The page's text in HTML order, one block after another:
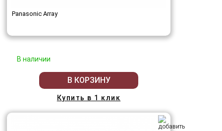
Panasonic Array
В наличии
В КОРЗИНУ
Купить в 1 клик